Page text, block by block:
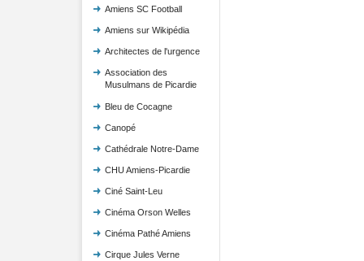
Amiens SC Football
Amiens sur Wikipédia
Architectes de l'urgence
Association des
Musulmans de Picardie
Bleu de Cocagne
Canopé
Cathédrale Notre-Dame
CHU Amiens-Picardie
Ciné Saint-Leu
Cinéma Orson Welles
Cinéma Pathé Amiens
Cirque Jules Verne